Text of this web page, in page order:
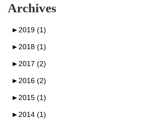
Archives
► 2019 (1)
► 2018 (1)
► 2017 (2)
► 2016 (2)
► 2015 (1)
► 2014 (1)